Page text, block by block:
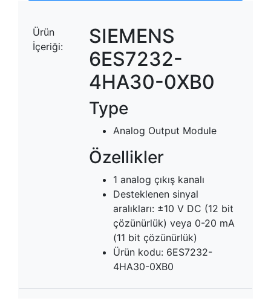
Ürün
İçeriği:
SIEMENS
6ES7232-
4HA30-0XB0
Type
Analog Output Module
Özellikler
1 analog çıkış kanalı
Desteklenen sinyal
aralıkları: ±10 V DC (12 bit
çözünürlük) veya 0-20 mA
(11 bit çözünürlük)
Ürün kodu: 6ES7232-
4HA30-0XB0